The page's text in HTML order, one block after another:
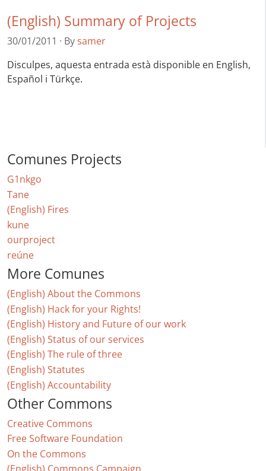
(English) Summary of Projects
30/01/2011 · Bysamer
Disculpes, aquesta entrada està disponible en English,
Español i Türkçe.
Comunes Projects
G1nkgo
Tane
(English) Fires
kune
ourproject
reúne
More Comunes
(English) About the Commons
(English) Hack for your Rights!
(English) History and Future of our work
(English) Status of our services
(English) The rule of three
(English) Statutes
(English) Accountability
Other Commons
Creative Commons
Free Software Foundation
On the Commons